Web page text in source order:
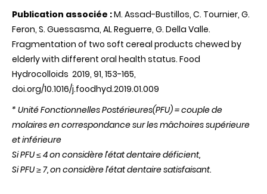
Publication associée :M. Assad-Bustillos, C. Tournier, G.
Feron, S. Guessasma, AL Reguerre, G. Della Valle.
Fragmentation of two soft cereal products chewed by
elderly with different oral health status. Food
Hydrocolloids 2019, 91, 153-165,
doi.org/10.1016/j.foodhyd.2019.01.009
* Unité Fonctionnelles Postérieures(PFU) = couple de
molaires en correspondance sur les mâchoires supérieure
et inférieure
Si PFU ≤ 4 on considère l’état dentaire déficient,
Si PFU ≥ 7, on considère l’état dentaire satisfaisant.